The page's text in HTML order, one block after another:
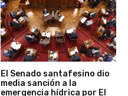
El Senado santafesino dio
media sanción a la
emergencia hídrica por El